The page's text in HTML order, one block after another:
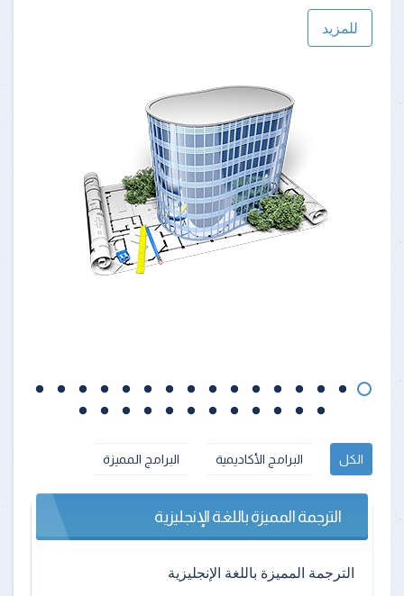
للمزيد
الكل البرامج الأكاديمية البرامج المميزة
الترجمة المميزة باللغة الإنجليزية
الترجمة المميزة باللغة الإنجليزية